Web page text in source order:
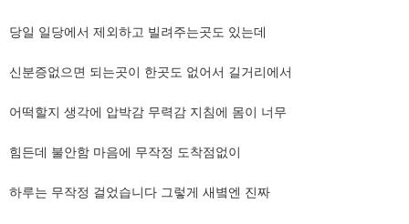
당일 일당에서 제외하고 빌려주는곳도 있는데
신분증없으면 되는곳이 한곳도 없어서 길거리에서
​어떡할지 생각에 압박감 무력감 지침에 몸이 너무
​힘든데 불안함 마음에 무작정 도착점없이
​하루는 무작정 걸었습니다 그렇게 새볔엔 진짜